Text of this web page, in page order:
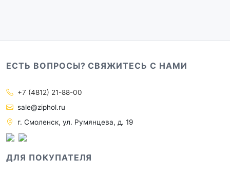
ЕСТЬ ВОПРОСЫ? СВЯЖИТЕСЬ С НАМИ
+7 (4812) 21-88-00
sale@ziphol.ru
г. Смоленск, ул. Румянцева, д. 19
ДЛЯ ПОКУПАТЕЛЯ